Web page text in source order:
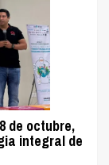
de octubre,
integral de